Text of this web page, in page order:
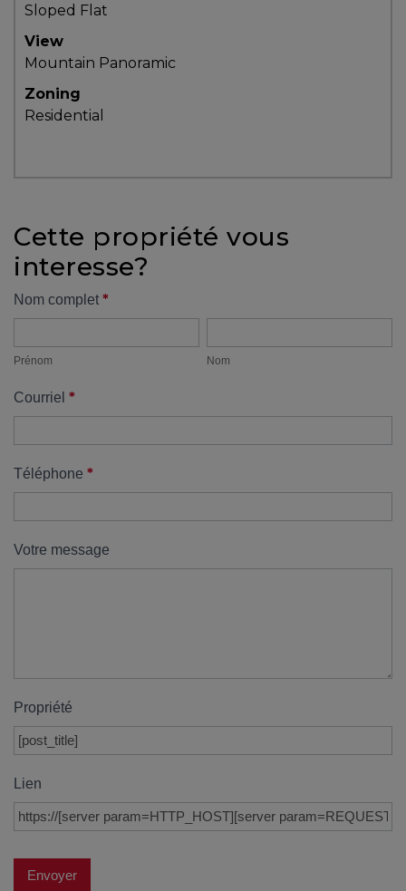
Sloped Flat
View
Mountain Panoramic
Zoning
Residential
Cette propriété vous
interesse?
Formulaire
Nom complet *
Prénom Nom
Courriel *
Téléphone *
Votre message
Propriété
Lien
Envoyer